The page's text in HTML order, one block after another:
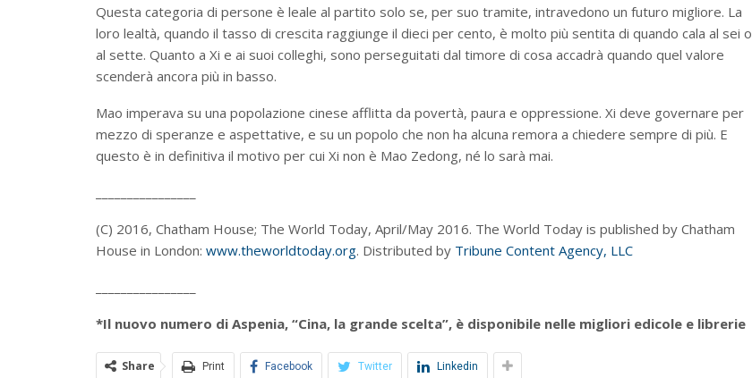
Questa categoria di persone è leale al partito solo se, per suo tramite, intravedono un futuro migliore. La
loro lealtà, quando il tasso di crescita raggiunge il dieci per cento, è molto più sentita di quando cala al sei o
al sette. Quanto a Xi e ai suoi colleghi, sono perseguitati dal timore di cosa accadrà quando quel valore
scenderà ancora più in basso.
Mao imperava su una popolazione cinese afflitta da povertà, paura e oppressione. Xi deve governare per
mezzo di speranze e aspettative, e su un popolo che non ha alcuna remora a chiedere sempre di più. E
questo è in definitiva il motivo per cui Xi non è Mao Zedong, né lo sarà mai.
(C) 2016, Chatham House; The World Today, April/May 2016. The World Today is published by Chatham
House in London: www.theworldtoday.org. Distributed by Tribune Content Agency, LLC
*Il nuovo numero di Aspenia, “Cina, la grande scelta”, è disponibile nelle migliori edicole e librerie
Share Print Facebook Twitter Linkedin